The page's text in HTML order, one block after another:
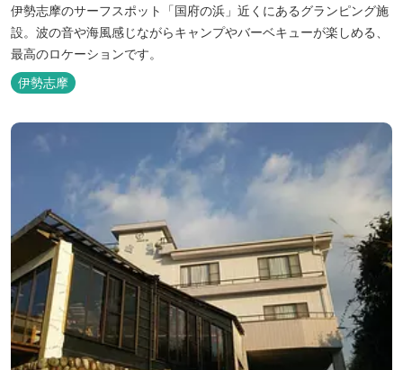
伊勢志摩のサーフスポット「国府の浜」近くにあるグランピング施
設。波の音や海風感じながらキャンプやバーベキューが楽しめる、
最高のロケーションです。
伊勢志摩